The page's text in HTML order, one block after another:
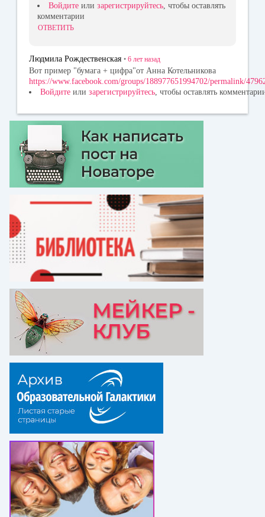
Войдите или зарегистрируйтесь , чтобы оставлять
комментарии
ОТВЕТИТЬ
Людмила Рождественская • 6 лет назад
Вот пример "бумага + цифра"от Анна Котельникова
https://www.facebook.com/groups/188977651994702/permalink/
Войдите или зарегистрируйтесь, чтобы оставлять